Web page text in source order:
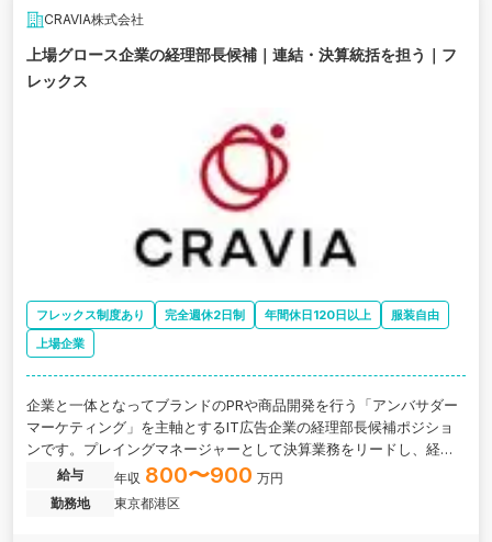
CRAVIA株式会社
上場グロース企業の経理部長候補｜連結・決算統括を担う｜フ
レックス
フレックス制度あり 完全週休2日制 年間休日120日以上
服装自由
上場企業
企業と一体となってブランドのPRや商品開発を行う「アンバサダー
マーケティング」を主軸とするIT広告企業の経理部長候補ポジショ
ンです。プレイングマネージャーとして決算業務をリードし、経理
体制の安定運用と業務効率化を実現していただきます。
給与 年収 800〜900 万円
勤務地
東京都港区